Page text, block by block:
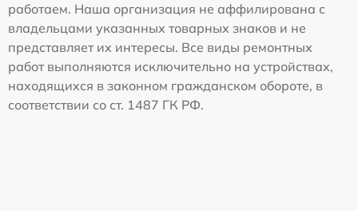
работаем. Наша организация не аффилирована с
владельцами указанных товарных знаков и не
представляет их интересы. Все виды ремонтных
работ выполняются исключительно на устройствах,
находящихся в законном гражданском обороте, в
соответствии со ст. 1487 ГК РФ.